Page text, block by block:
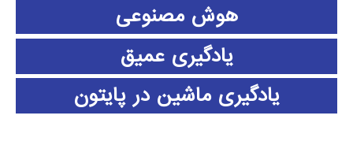
هوش مصنوعی
یادگیری عمیق
یادگیری ماشین در پایتون